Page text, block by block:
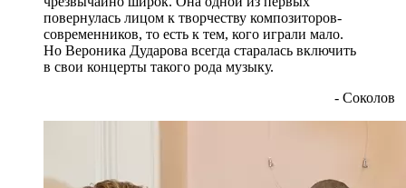
повернулась лицом к творчеству композиторов-
современников, то есть к тем, кого играли мало.
Но Вероника Дударова всегда старалась включить
в свои концерты такого рода музыку.
- Соколов